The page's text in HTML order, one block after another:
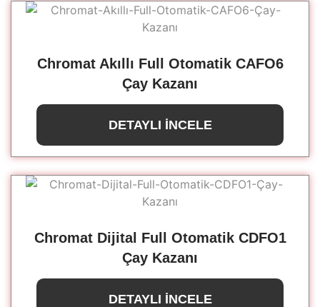
Chromat Akıllı Full Otomatik CAFO6
Çay Kazanı
DETAYLI İNCELE
Chromat Dijital Full Otomatik CDFO1
Çay Kazanı
DETAYLI İNCELE